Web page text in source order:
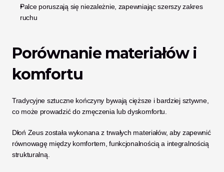
Palce poruszają się niezależnie, zapewniając szerszy zakres
ruchu
Porównanie materiałów i
komfortu
Tradycyjne sztuczne kończyny bywają cięższe i bardziej sztywne,
co może prowadzić do zmęczenia lub dyskomfortu.
Dłoń Zeus została wykonana z trwałych materiałów, aby zapewnić
równowagę między komfortem, funkcjonalnością a integralnością
strukturalną.